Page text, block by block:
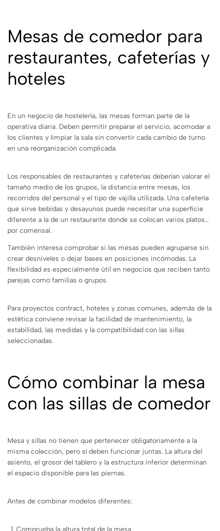
Mesas de comedor para
restaurantes, cafeterías y
hoteles
En un negocio de hostelería, las mesas forman parte de la
operativa diaria. Deben permitir preparar el servicio, acomodar a
los clientes y limpiar la sala sin convertir cada cambio de turno
en una reorganización complicada.
Los responsables de restaurantes y cafeterías deberían valorar el
tamaño medio de los grupos, la distancia entre mesas, los
recorridos del personal y el tipo de vajilla utilizada. Una cafetería
que sirve bebidas y desayunos puede necesitar una superficie
diferente a la de un restaurante donde se colocan varios platos
por comensal.
También interesa comprobar si las mesas pueden agruparse sin
crear desniveles o dejar bases en posiciones incómodas. La
flexibilidad es especialmente útil en negocios que reciben tanto
parejas como familias o grupos.
Para proyectos contract, hoteles y zonas comunes, además de la
estética conviene revisar la facilidad de mantenimiento, la
estabilidad, las medidas y la compatibilidad con las sillas
seleccionadas.
Cómo combinar la mesa
con las sillas de comedor
Mesa y sillas no tienen que pertenecer obligatoriamente a la
misma colección, pero sí deben funcionar juntas. La altura del
asiento, el grosor del tablero y la estructura inferior determinan
el espacio disponible para las piernas.
Antes de combinar modelos diferentes:
Comprueba la altura total de la mesa.